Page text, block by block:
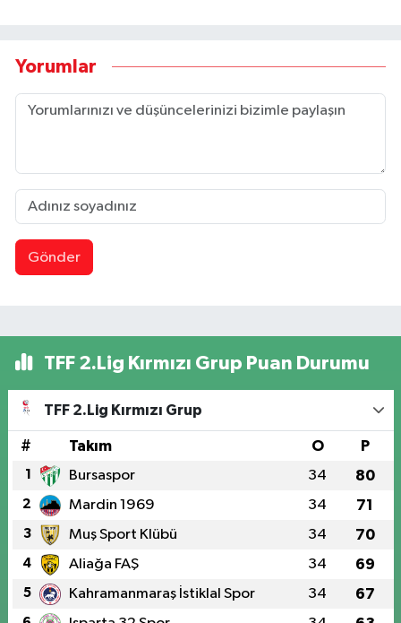
Yorumlar
Gönder
TFF 2.Lig Kırmızı Grup Puan Durumu
TFF 2.Lig Kırmızı Grup
# Takım O P
1 Bursaspor 34 80
2 Mardin 1969 34 71
3 Muş Sport Klübü 34 70
4 Aliağa FAŞ 34 69
5 Kahramanmaraş İstiklal Spor 34 67